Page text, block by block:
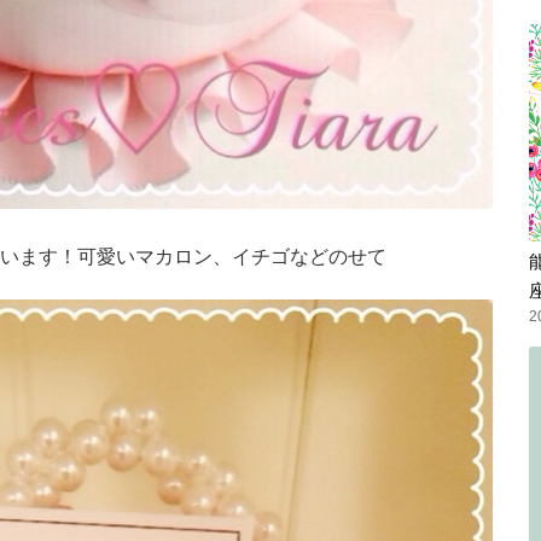
ます！可愛いマカロン、イチゴなどのせて